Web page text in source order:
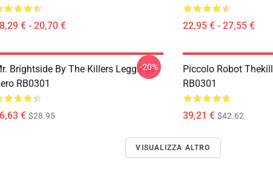
€ - 20,70 € 22,95 € - 27,55 €
Brightside By The Killers Leggings
RB0301
€ $28.95
-20%
Piccolo Robot
RB0301
39,21 € $42.62
VISUALIZZA ALTRO